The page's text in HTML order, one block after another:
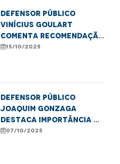
Defensor público
Vinícius Goulart
comenta recomendação
da Defensoria por mais
15/10/2025
Defensor público
Joaquim Gonzaga
destaca importância da
denúncia na proteção
07/10/2025